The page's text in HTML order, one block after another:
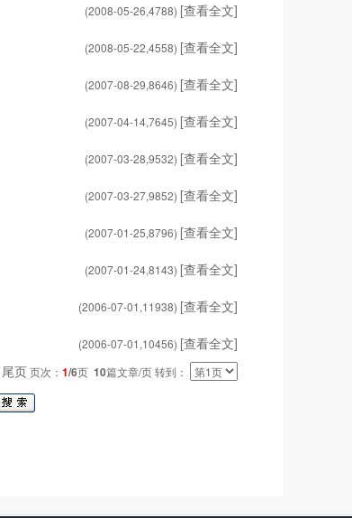
(2008-05-26,4788) [查看全文]
(2008-05-22,4558) [查看全文]
(2007-08-29,8646) [查看全文]
(2007-04-14,7645) [查看全文]
(2007-03-28,9532) [查看全文]
(2007-03-27,9852) [查看全文]
(2007-01-25,8796) [查看全文]
(2007-01-24,8143) [查看全文]
(2006-07-01,11938) [查看全文]
(2006-07-01,10456) [查看全文]
尾页页次： 1/6页 10篇文章/页 转到：